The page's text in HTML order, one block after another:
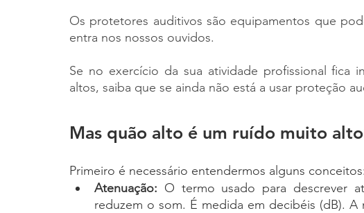
Os protetores auditivos são equipamentos que
entra nos nossos ouvidos.
Se no exercício da sua atividade profissional fica
altos, saiba que se ainda não está a usar proteção
Mas quão alto é um ruído muito
Primeiro é necessário entendermos alguns conceitos:
Atenuação: O termo usado para descrever
reduzem o som. É medida em decibéis (dB).